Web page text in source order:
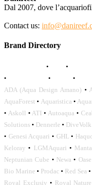
Dal 2007, dove
Contact us:
Brand Directory
• •
•
• •
ADA (Aqua Design Amano) •
AquaForest • Aquaristica •
• Askoll • ATI • Autoaqua •
Solutions • Dennerle • DiveVolk
• Genesi Acquari • GHL •
Keloray • LGMAquari •
Neptunian Cube • Newa • Oase
Bio Marine • Prodac • Red Sea •
Royal Exclusiv • Royal Nature